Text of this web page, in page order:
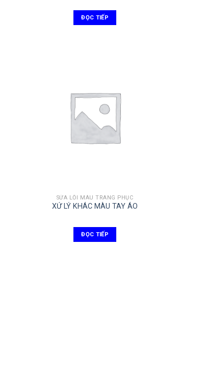
ĐỌC TIẾP
SỬA LỖI MÀU TRANG PHỤC
XỬ LÝ KHÁC MÀU TAY ÁO
ĐỌC TIẾP